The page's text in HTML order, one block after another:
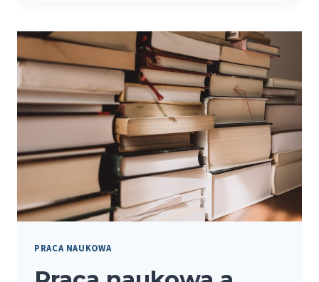
POLSCE
–
OD
CZEGO
ZACZĄĆ
I
JAK
ROZWINĄĆ
KARIERĘ?
PRACA NAUKOWA